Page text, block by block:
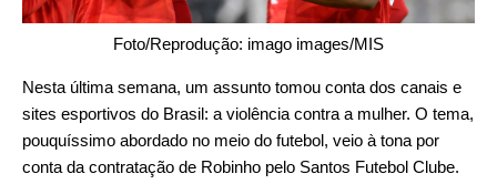
Foto/Reprodução: imago images/MIS
Nesta última semana, um assunto tomou conta dos canais e
sites esportivos do Brasil: a violência contra a mulher. O tema,
pouquíssimo abordado no meio do futebol, veio à tona por
conta da contratação de Robinho pelo Santos Futebol Clube.